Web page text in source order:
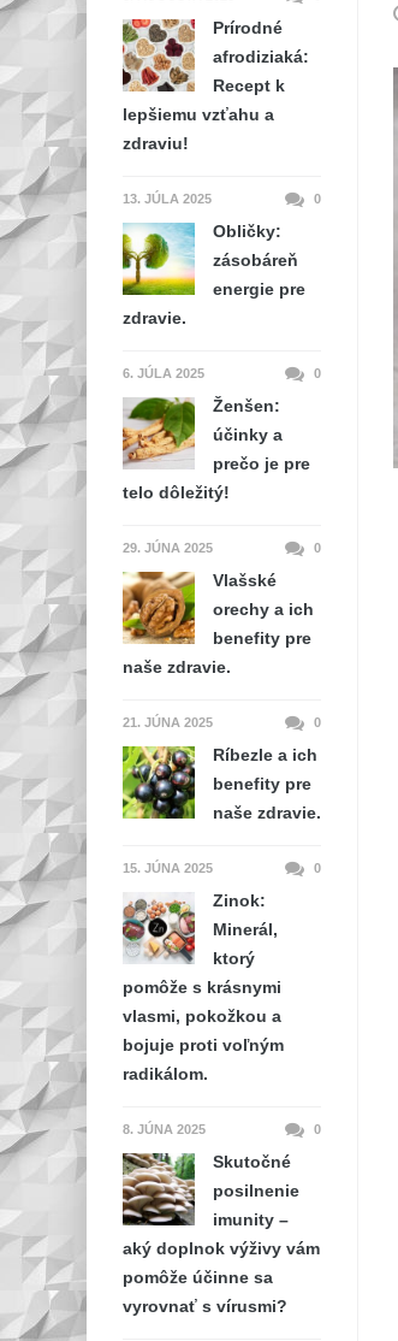
Prírodné
afrodiziaká:
Recept k
lepšiemu vzťahu a
zdraviu!
13. JÚLA 2025 0
Obličky:
zásobáreň
energie pre
zdravie.
6. JÚLA 2025 0
Ženšen:
účinky a
prečo je pre
telo dôležitý!
29. JÚNA 2025 0
Vlašské
orechy a ich
benefity pre
naše zdravie.
21. JÚNA 2025 0
Ríbezle a ich
benefity pre
naše zdravie.
15. JÚNA 2025 0
Zinok:
Minerál,
ktorý
pomôže s krásnymi
vlasmi, pokožkou a
bojuje proti voľným
radikálom.
8. JÚNA 2025 0
Skutočné
posilnenie
imunity –
aký doplnok výživy vám
pomôže účinne sa
vyrovnať s vírusmi?